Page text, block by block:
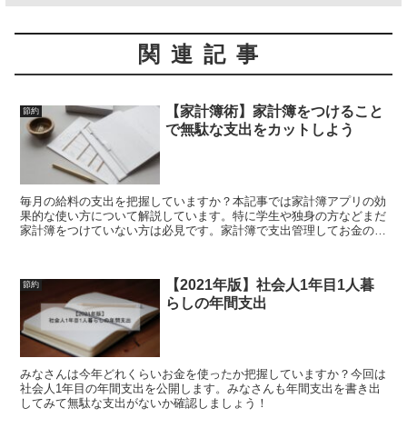
関連記事
節約
【家計簿術】家計簿をつけること
で無駄な支出をカットしよう
毎月の給料の支出を把握していますか？本記事では家計簿アプリの効
果的な使い方について解説しています。特に学生や独身の方などまだ
家計簿をつけていない方は必見です。家計簿で支出管理してお金の使
節約
【2021年版】社会人1年目1人暮
らしの年間支出
みなさんは今年どれくらいお金を使ったか把握していますか？今回は
社会人1年目の年間支出を公開します。みなさんも年間支出を書き出
してみて無駄な支出がないか確認しましょう！